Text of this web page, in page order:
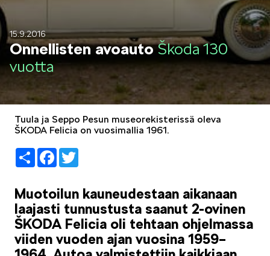
ŠKODA SPONSOROI
SIMPLY CLEVER
15.9.2016
Onnellisten avoautoŠkoda 130
vuotta
Tuula ja Seppo Pesun museorekisterissä oleva
ŠKODA Felicia on vuosimallia 1961.
ShareFacebook
Muotoilun kauneudestaan aikanaan
laajasti tunnustusta saanut 2-ovinen
ŠKODA Felicia oli tehtaan ohjelmassa
viiden vuoden ajan vuosina 1959–